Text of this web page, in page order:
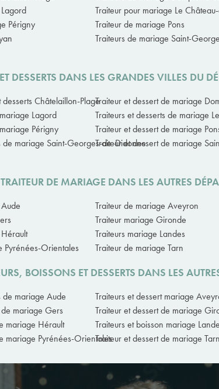
Traiteur pour mariage Le
Périgny Traiteur de mariage Pons
Traiteurs de mariage Saint-
DESSERTS DANS LES GRANDES VILLES DU
desserts Châtelaillon-PlageTraiteur et dessert de mariage
Lagord Traiteurs et desserts de mariage
Périgny Traiteur et dessert de mariage
de mariage Saint-Georges-de-DidonneTraiteur et dessert de mariage
DE MARIAGE DANS LES AUTRES
Traiteur de mariage Aveyron
Traiteur mariage Gironde
Traiteurs mariage Landes
Pyrénées-Orientales Traiteur de mariage Tarn
BOISSONS ET DESSERTS DANS LES
de mariage Aude Traiteurs et dessert mariage
mariage Gers Traiteur et dessert de mariage
mariage Hérault Traiteurs et boisson mariage
mariage Pyrénées-OrientalesTraiteur et dessert de mariage Tarn